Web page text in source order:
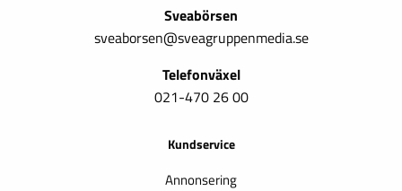
Sveabörsen
sveaborsen@sveagruppenmedia.se
Telefonväxel
021-470 26 00
Kundservice
Annonsering